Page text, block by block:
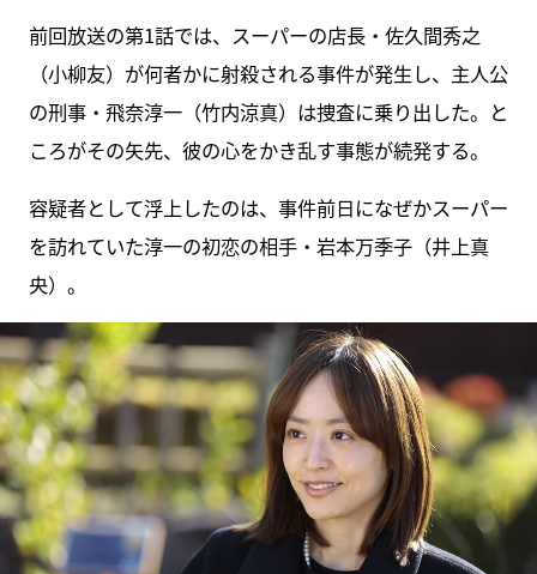
前回放送の第1話では、スーパーの店長・佐久間秀之
（小柳友）が何者かに射殺される事件が発生し、主人公
の刑事・飛奈淳一（竹内涼真）は捜査に乗り出した。と
ころがその矢先、彼の心をかき乱す事態が続発する。
容疑者として浮上したのは、事件前日になぜかスーパー
を訪れていた淳一の初恋の相手・岩本万季子（井上真
央）。